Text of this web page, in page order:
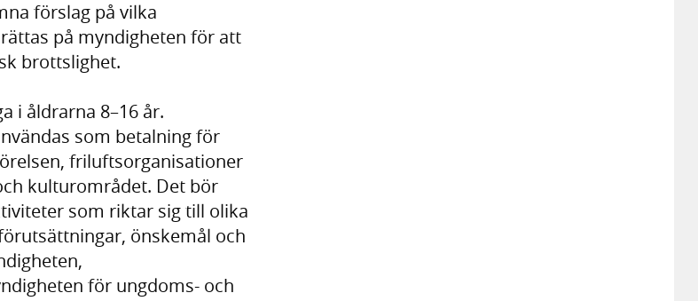
förslag på vilka
på myndigheten för att
brottslighet.
i åldrarna 8–16 år.
som betalning för
friluftsorganisationer
kulturområdet. Det bör
som riktar sig till olika
önskemål och
för ungdoms- och